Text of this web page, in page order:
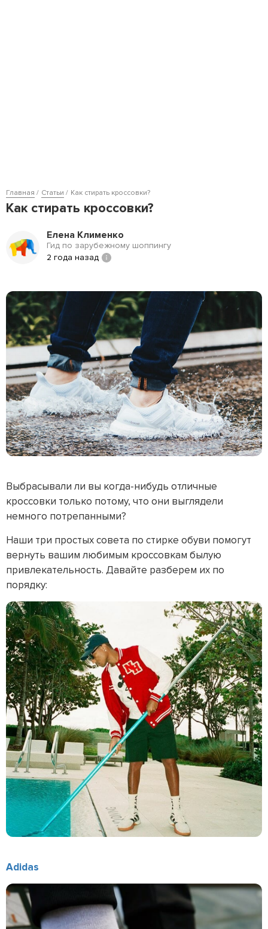
Главная Статьи Как стирать кроссовки?
Как стирать кроссовки?
Елена Клименко
Гид по зарубежному шоппингу
2 года назад
Выбрасывали ли вы когда-нибудь отличные
кроссовки только потому, что они выглядели
немного потрепанными?
Наши три простых совета по стирке обуви помогут
вернуть вашим любимым кроссовкам былую
привлекательность. Давайте разберем их по
порядку:
Adidas